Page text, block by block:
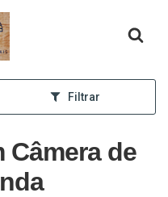
inicial
Filtrar
Câmera de